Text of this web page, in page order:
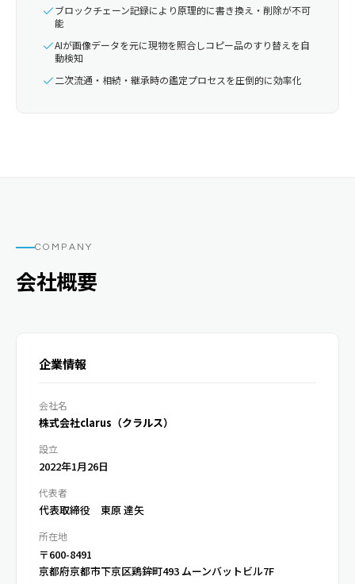
ブロックチェーン記録により原理的に書き換え・削除が不可
能
AIが画像データを元に現物を照合しコピー品のすり替えを自
動検知
二次流通・相続・継承時の鑑定プロセスを圧倒的に効率化
COMPANY
会社概要
企業情報
会社名
株式会社clarus（クラルス）
設立
2022年1月26日
代表者
代表取締役 東原 達矢
所在地
〒600-8491
京都府京都市下京区鶏鉾町493 ムーンバットビル7F